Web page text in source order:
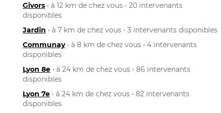
Givors • à 12 km de chez vous • 20 intervenants
disponibles
Jardin • à 7 km de chez vous • 3 intervenants disponibles
Communay• à 8 km de chez vous • 4 intervenants
disponibles
Lyon 8e • à 24 km de chez vous • 86 intervenants
disponibles
Lyon 7e • à 24 km de chez vous • 82 intervenants
disponibles